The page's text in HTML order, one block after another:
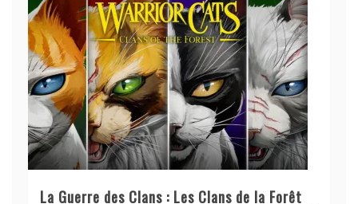
La Guerre des Clans : Les Clans de la Forêt